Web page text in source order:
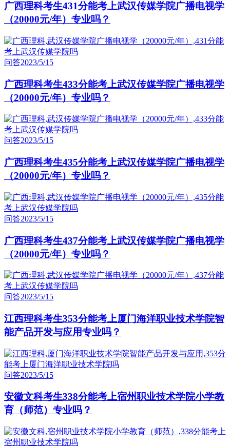
广西理科考生431分能考上武汉传媒学院广播电视学
（20000元/年）专业吗？
问答2023/5/15
广西理科考生433分能考上武汉传媒学院广播电视学
（20000元/年）专业吗？
问答2023/5/15
广西理科考生435分能考上武汉传媒学院广播电视学
（20000元/年）专业吗？
问答2023/5/15
广西理科考生437分能考上武汉传媒学院广播电视学
（20000元/年）专业吗？
问答2023/5/15
江西理科考生353分能考上厦门海洋职业技术学院智
能产品开发与应用专业吗？
问答2023/5/15
安徽文科考生338分能考上宿州职业技术学院小学教
育（师范）专业吗？